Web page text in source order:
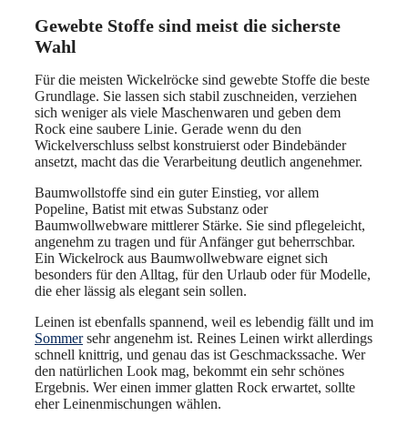
Gewebte Stoffe sind meist die sicherste
Wahl
Für die meisten Wickelröcke sind gewebte Stoffe die beste
Grundlage. Sie lassen sich stabil zuschneiden, verziehen
sich weniger als viele Maschenwaren und geben dem
Rock eine saubere Linie. Gerade wenn du den
Wickelverschluss selbst konstruierst oder Bindebänder
ansetzt, macht das die Verarbeitung deutlich angenehmer.
Baumwollstoffe sind ein guter Einstieg, vor allem
Popeline, Batist mit etwas Substanz oder
Baumwollwebware mittlerer Stärke. Sie sind pflegeleicht,
angenehm zu tragen und für Anfänger gut beherrschbar.
Ein Wickelrock aus Baumwollwebware eignet sich
besonders für den Alltag, für den Urlaub oder für Modelle,
die eher lässig als elegant sein sollen.
Leinen ist ebenfalls spannend, weil es lebendig fällt und im
Sommersehr angenehm ist. Reines Leinen wirkt allerdings
schnell knittrig, und genau das ist Geschmackssache. Wer
den natürlichen Look mag, bekommt ein sehr schönes
Ergebnis. Wer einen immer glatten Rock erwartet, sollte
eher Leinenmischungen wählen.